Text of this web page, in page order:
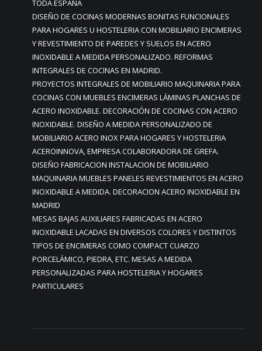
TODA ESPAÑA
DISEÑO DE COCINAS MODERNAS BONITAS FUNCIONALES
PARA HOGARES U HOSTELERIA CON MOBILIARIO ENCIMERAS
Y REVESTIMIENTO DE PAREDES Y SUELOS EN ACERO
INOXIDABLE A MEDIDA PERSONALIZADO. REFORMAS
INTEGRALES DE COCINAS EN MADRID.
PROYECTOS INTEGRALES DE MOBILIARIO MAQUINARIA PARA
COCINAS CON MUEBLES ENCIMERAS LÁMINAS PLANCHAS DE
ACERO INOXIDABLE. DECORACIÓN DE COCINAS CON ACERO
INOXIDABLE. DISEÑO A MEDIDA PERSONALIZADO DE
MOBILIARIO ACERO INOX PARA HOGARES Y HOSTELERIA
ACEROINNOVA, EMPRESA COLABORADORA DE GREFA.
DISEÑO FABRICACION INSTALACION DE MOBILIARIO
MAQUINARIA MUEBLES PANELES REVESTIMIENTOS EN ACERO
INOXIDABLE A MEDIDA. DECORACION ACERO INOXIDABLE EN
MADRID
MESAS BAJAS AUXILIARES FABRICADAS EN ACERO
INOXIDABLE LACADAS EN DIVERSOS COLORES Y DISTINTOS
TIPOS DE ENCIMERAS COMO COMPACT CUARZO
PORCELÁMICO, PIEDRA, ETC. MESAS A MEDIDA
PERSONALIZADAS PARA HOSTELERIA Y HOGARES
PARTICULARES